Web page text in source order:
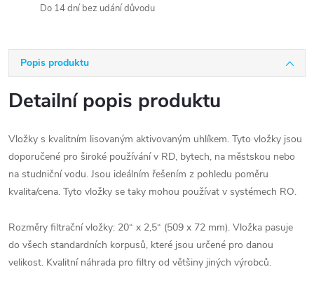
Do 14 dní bez udání důvodu
Popis produktu
Detailní popis produktu
Vložky s kvalitním lisovaným aktivovaným uhlíkem. Tyto vložky jsou
doporučené pro široké používání v RD, bytech, na městskou nebo
na studniční vodu. Jsou ideálním řešením z pohledu poměru
kvalita/cena. Tyto vložky se taky mohou používat v systémech RO.
Rozměry filtrační vložky: 20“ x 2,5“ (509 x 72 mm). Vložka pasuje
do všech standardních korpusů, které jsou určené pro danou
velikost. Kvalitní náhrada pro filtry od většiny jiných výrobců.